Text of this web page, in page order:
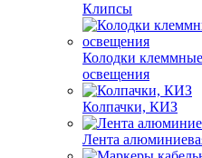
Клипсы
Колодки клеммные
освещения
Колпачки, КИЗ
Лента